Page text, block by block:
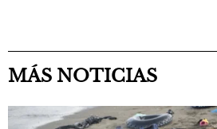
MÁS NOTICIAS